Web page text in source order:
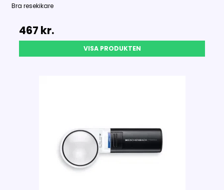
Bra resekikare
467 kr.
VISA PRODUKTEN